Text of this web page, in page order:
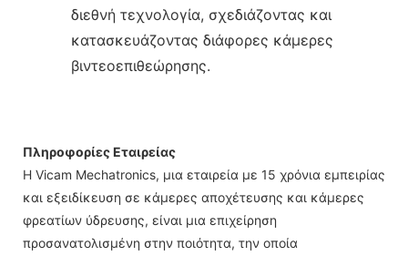
διεθνή τεχνολογία, σχεδιάζοντας και
κατασκευάζοντας διάφορες κάμερες
βιντεοεπιθεώρησης.
Πληροφορίες Εταιρείας
Η Vicam Mechatronics, μια εταιρεία με 15 χρόνια εμπειρίας
και εξειδίκευση σε κάμερες αποχέτευσης και κάμερες
φρεατίων ύδρευσης, είναι μια επιχείρηση
προσανατολισμένη στην ποιότητα, την οποία